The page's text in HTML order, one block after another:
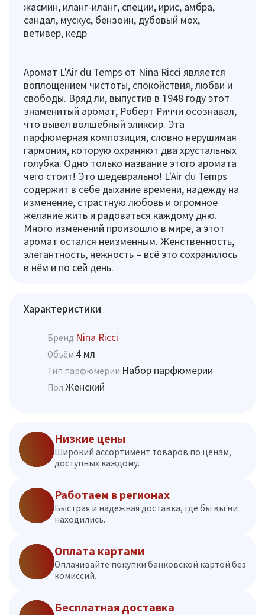
жасмин, иланг-иланг, специи, ирис, амбра,
сандал, мускус, бензоин, дубовый мох,
ветивер, кедр
Аромат L'Air du Temps от Nina Ricci является
воплощением чистоты, спокойствия, любви и
свободы. Вряд ли, выпустив в 1948 году этот
знаменитый аромат, Роберт Риччи осознавал,
что вывел волшебный эликсир. Эта
парфюмерная композиция, словно нерушимая
гармония, которую охраняют два хрустальных
голубка. Одно только название этого аромата
чего стоит! Это шедеврально! L'Air du Temps
содержит в себе дыхание времени, надежду на
изменение, страстную любовь и огромное
желание жить и радоваться каждому дню.
Много изменений произошло в мире, а этот
аромат остался неизменным. Женственность,
элегантность, нежность – всё это сохранилось
в нём и по сей день.
Характеристики
Бренд:Nina Ricci
Объём:4 мл
Тип парфюмерии:Набор парфюмерии
Пол:Женский
Низкие цены
Широкий ассортимент товаров по ценам,
доступных каждому.
Работаем в регионах
Быстрая и надежная доставка, где бы вы ни
находились.
Оплата картами
Оплачивайте покупки банковской картой без
комиссий.
Бесплатная доставка